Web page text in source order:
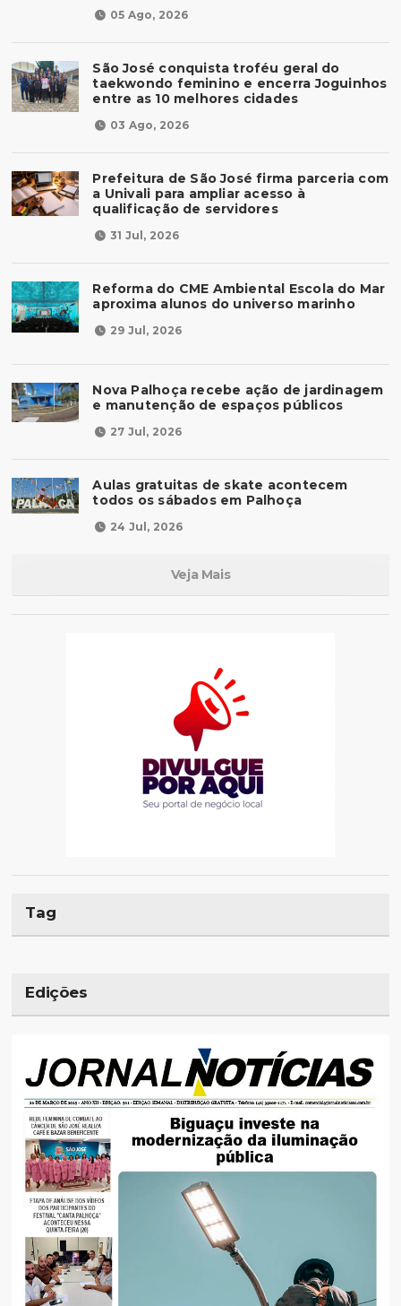
05 Ago, 2026
São José conquista troféu geral do
taekwondo feminino e encerra Joguinhos
entre as 10 melhores cidades
03 Ago, 2026
Prefeitura de São José firma parceria com
a Univali para ampliar acesso à
qualificação de servidores
31 Jul, 2026
Reforma do CME Ambiental Escola do Mar
aproxima alunos do universo marinho
29 Jul, 2026
Nova Palhoça recebe ação de jardinagem
e manutenção de espaços públicos
27 Jul, 2026
Aulas gratuitas de skate acontecem
todos os sábados em Palhoça
24 Jul, 2026
Veja Mais
Tag
Edições